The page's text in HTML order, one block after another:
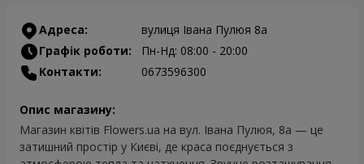
Адреса:
вулиця Івана Пулюя 8а
Графік роботи:
Пн-Нд: 08:00 - 20:00
Контакти:
0673596300
Опис магазину:
Магазин квітів Flowers.ua на вул. Івана Пулюя, 8а — це
затишний простір у Києві, де краса поєднується з